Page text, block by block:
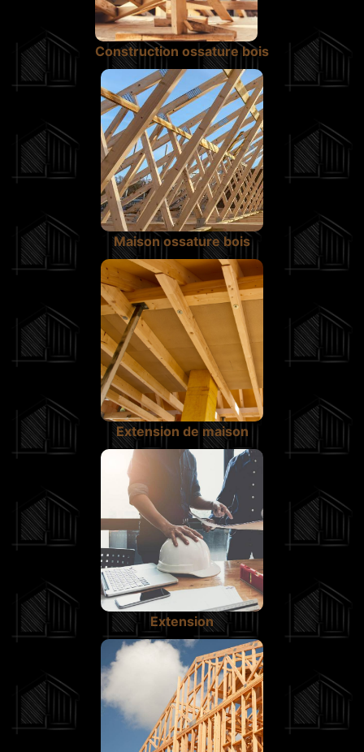
Construction ossature bois
Maison ossature bois
Extension de maison
Extension